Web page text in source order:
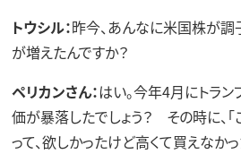
トウシル：昨今、あんなに米国株が調
が増えたんですか？
ペリカンさん：はい。今年4月にトラ
価が暴落したでしょう？ その時に、「
って、欲しかったけど高くて買えなか